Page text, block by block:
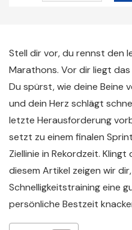
Stell dir vor, du rennst den
Marathons. Vor dir liegt
Du spürst, wie deine Beine
und dein Herz schlägt
letzte Herausforderung
setzt zu einem finalen
Ziellinie in Rekordzeit.
diesem Artikel zeigen wir
Schnelligkeitstraining eine
persönliche Bestzeit